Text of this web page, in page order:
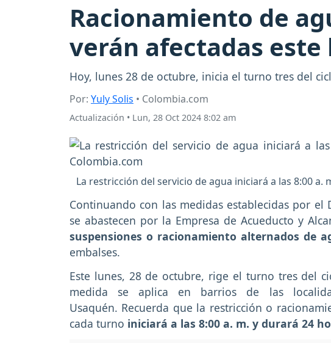
Racionamiento de
verán afectadas este
Hoy, lunes 28 de octubre, inicia el turno tres del
Por: Yuly Solis • Colombia.com
Actualización • Lun, 28 Oct 2024 8:02 am
La restricción del servicio de agua iniciará a las 8:00 a.
Continuando con las medidas establecidas por
se abastecen por la Empresa de Acueducto y
suspensiones o racionamiento alternados de
embalses.
Este lunes, 28 de octubre, rige el turno tres del
medida se aplica en barrios de las
Usaquén. Recuerda que la restricción o
cada turno iniciará a las 8:00 a. m. y durará 24